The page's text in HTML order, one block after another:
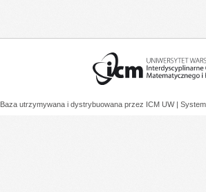
Baza utrzymywana i dystrybuowana przez ICM UW |